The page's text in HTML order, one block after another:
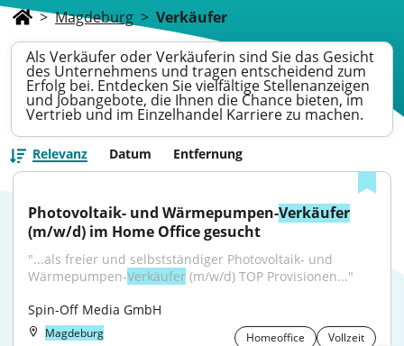
> Magdeburg > Verkäufer
Als Verkäufer oder Verkäuferin sind Sie das Gesicht
des Unternehmens und tragen entscheidend zum
Erfolg bei. Entdecken Sie vielfältige Stellenanzeigen
und Jobangebote, die Ihnen die Chance bieten, im
Vertrieb und im Einzelhandel Karriere zu machen.
Relevanz Datum Entfernung
Photovoltaik- und Wärmepumpen-Verkäufer
(m/w/d) im Home Office gesucht
"...als freier und selbstständiger Photovoltaik- und
Wärmepumpen-Verkäufer (m/w/d) TOP Provisionen..."
Spin-Off Media GmbH
Magdeburg Homeoffice Vollzeit